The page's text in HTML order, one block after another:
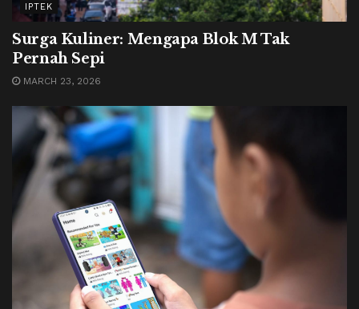
IPTEK
Surga Kuliner: Mengapa Blok M Tak
Pernah Sepi
MARCH 23, 2026